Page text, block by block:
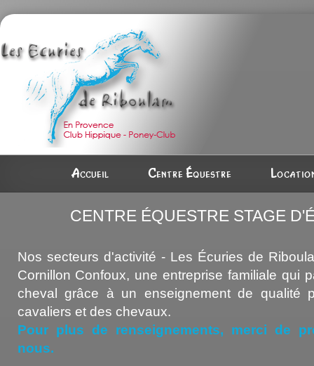
Accueil Centre équestre
CENTRE ÉQUESTRE STAGE
Nos secteurs d'activité - Les Écuries de
Cornillon Confoux, une entreprise familiale qui
cheval grâce à un enseignement de qualité
cavaliers et des chevaux.
Pour plus de renseignements, merci de
nous.